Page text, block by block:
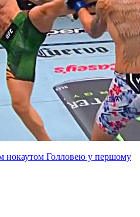
нокаутом Голловею у першому